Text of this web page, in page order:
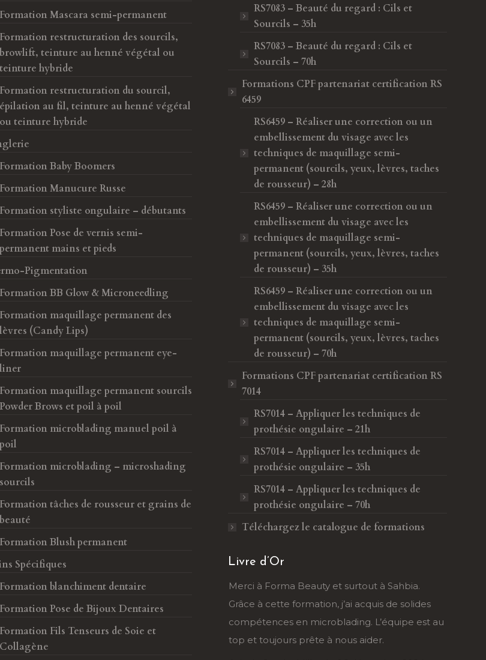
Formation Mascara semi-permanent
Formation restructuration des sourcils,
browlift, teinture au henné végétal ou
teinture hybride
Formation restructuration du sourcil,
épilation au fil, teinture au henné végétal
ou teinture hybride
Formation Baby Boomers
Formation Manucure Russe
Formation styliste ongulaire – débutants
Formation Pose de vernis semi-
permanent mains et pieds
Pigmentation
Formation BB Glow & Microneedling
Formation maquillage permanent des
lèvres (Candy Lips)
Formation maquillage permanent eye-
liner
Formation maquillage permanent sourcils
Powder Brows et poil à poil
Formation microblading manuel poil à
poil
Formation microblading – microshading
sourcils
Formation tâches de rousseur et grains de
beauté
Formation Blush permanent
Spécifiques
Formation blanchiment dentaire
Formation Pose de Bijoux Dentaires
Formation Fils Tenseurs de Soie et
Collagène
RS7083 – Beauté du regard : Cils et
Sourcils – 35h
RS7083 – Beauté du regard : Cils et
Sourcils – 70h
Formations CPFpartenariat certification RS
6459
RS6459 – Réaliser une correction ou un
embellissement du visage avec les
techniques de maquillage semi-
permanent (sourcils, yeux, lèvres, taches
de rousseur) – 28h
RS6459 – Réaliser une correction ou un
embellissement du visage avec les
techniques de maquillage semi-
permanent (sourcils, yeux, lèvres, taches
de rousseur) – 35h
RS6459 – Réaliser une correction ou un
embellissement du visage avec les
techniques de maquillage semi-
permanent (sourcils, yeux, lèvres, taches
de rousseur) – 70h
Formations CPFpartenariat certification RS
7014
RS7014 – Appliquer les techniques de
prothésie ongulaire – 21h
RS7014 – Appliquer les techniques de
prothésie ongulaire – 35h
RS7014 – Appliquer les techniques de
prothésie ongulaire – 70h
Téléchargez le catalogue de formations
Livre d’Or
complète avec Sahbia
Je suis ravie de l’ambiance
se lancer !
Merci à Forma Beauty et surtout à Sahbia.
Grâce à cette formation, j’ai acquis de solides
compétences en microblading. L’équipe est au
top et toujours prête à nous aider.
Un grand merci à Sarah et
formation ongles est très
l’accompagnement est
ravie de cette expérience !